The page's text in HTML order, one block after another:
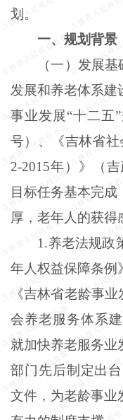
划。
一、规划背景
（一）发展
发展和养老体系建
事业发展“十二五
号）、《吉林省社
2-2015年）》（
目标任务基本完成
厚，老年人的获得
1.养老法规政
年人权益保障条例
《吉林省老龄事
会养老服务体系
就加快养老服务业
部门先后制定出
文件，为老龄事业